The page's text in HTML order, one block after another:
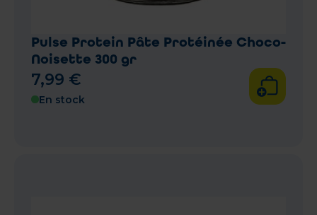
Pulse Protein Pâte Protéinée Choco-
Noisette 300 gr
7,99 €
En stock